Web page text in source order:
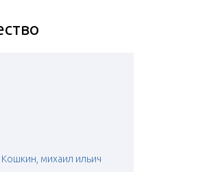
Кошкин, михаил ильич